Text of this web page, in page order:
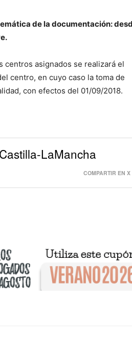
de la documentación:
centros asignados se realizará el
centro, en cuyo caso la toma de
con efectos del 01/09/2018.
LaMancha
COMPARTIR EN X